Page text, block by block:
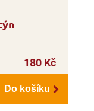
180 Kč
Do košíku